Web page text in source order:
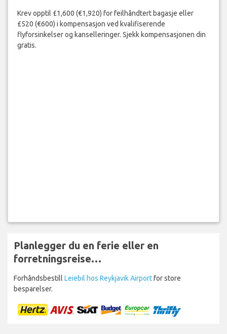
Krev opptil £1,600 (€1,920) for feilhåndtert bagasje eller
£520 (€600) i kompensasjon ved kvalifiserende
flyforsinkelser og kanselleringer. Sjekk kompensasjonen din
gratis.
Planlegger du en ferie eller en
forretningsreise…
Forhåndsbestill Leiebil hos Reykjavik Airportfor store
besparelser.